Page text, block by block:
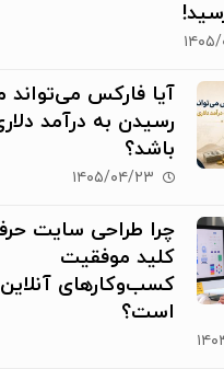
۰۸
آیا فارکس می‌تواند
رسیدن به درآمد
باشد؟
۱۴۰۵/۰۴/۲۳
چرا طراحی سایت
کلید موفقیت
کسب‌وکارهای آنلاین
است؟
۲۱